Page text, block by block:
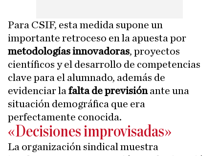
Para CSIF, esta medida supone un
importante retroceso en la apuesta por
metodologías innovadoras, proyectos
científicos y el desarrollo de competencias
clave para el alumnado, además de
evidenciar la falta de previsiónante una
situación demográfica que era
perfectamente conocida.
«Decisiones improvisadas»
La organización sindical muestra